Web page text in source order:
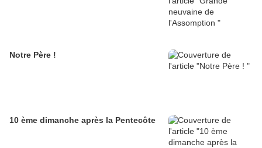
Notre Père !
10 ème dimanche après la Pentecôte